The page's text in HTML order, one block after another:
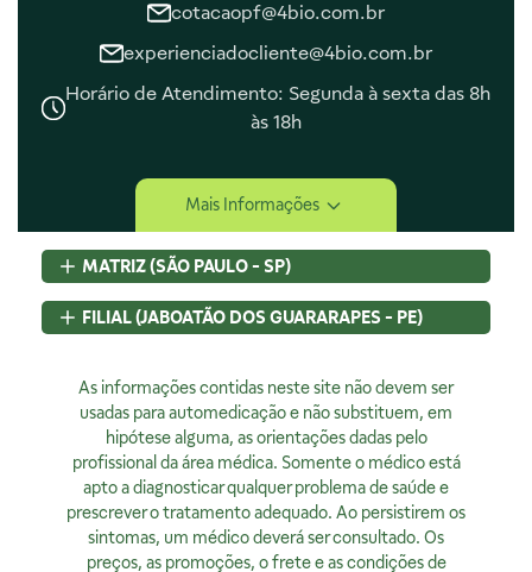
cotacaopf@4bio.com.br
experienciadocliente@4bio.com.br
Horário de Atendimento: Segunda à sexta das 8h
às 18h
Central de Ajuda
Central de Atendimento
Envio e Entrega
Navegando e Comprando
Trocas e Devoluções
Fale Conosco
Encarregado de Privacidade
Rodrigo Costa
dpo@4bio.com.br
Institucional
Mais Informações
MATRIZ (SÃO PAULO - SP)
Rua Pedroso Alvarenga, 58 Cj. 02
Itaim Bibi, São Paulo, SP
CNPJ:07.015.691/0001-46
Licença Sanitária Nº:
355030801-477-000962-1-0
AFE:7.16539-7
FARMACÊUTICA RESPONSÁVEL:
Renata de Sousa Cerqueira
63200
Horário de Atendimento:
FILIAL (JABOATÃO DOS GUARARAPES - PE)
54320-230 - Brasil
07.015.691/0008-12
Licença Sanitária Nº:00523.3/2025
0888921250
FARMACÊUTICA RESPONSÁVEL:
Diogo Amaro da Silva Santos
CRF/PE:14237
As informações contidas neste site não devem ser
usadas para automedicação e não substituem, em
hipótese alguma, as orientações dadas pelo
profissional da área médica. Somente o médico está
apto a diagnosticar qualquer problema de saúde e
prescrever o tratamento adequado. Ao persistirem os
sintomas, um médico deverá ser consultado. Os
preços, as promoções, o frete e as condições de